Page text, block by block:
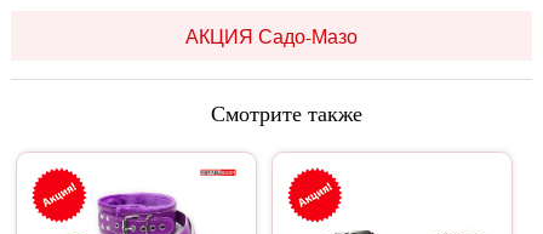
АКЦИЯ Садо-Мазо
Смотрите также